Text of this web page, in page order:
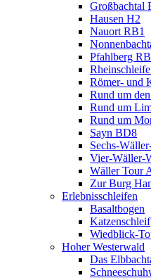
Großbachtal
Hausen H2
Nauort RB1
Pfahlberg
Römer- und
Rund um
Rund um
Rund um
Sayn BD8
Sechs-
Vier-Wäller-
Wäller Tour
Zur Burg
Erlebnisschleifen
Basaltbogen
Katzenschleif
Wiedblick-
Hoher Westerwald
Das